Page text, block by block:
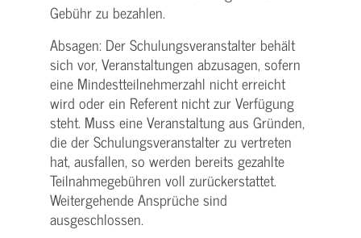
Gebühr zu bezahlen.
Absagen: Der Schulungs­veranstalter behält
sich vor, Veranstaltungen abzusagen, sofern
eine Mindest­teilnehmerzahl nicht erreicht
wird oder ein Referent nicht zur Verfügung
steht. Muss eine Veranstaltung aus Gründen,
die der Schulungs­veranstalter zu vertreten
hat, ausfallen, so werden bereits gezahlte
Teilnahme­gebühren voll zurückerstattet.
Weitergehende Ansprüche sind
ausgeschlossen.